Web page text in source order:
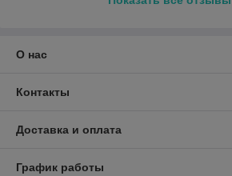
О нас
Контакты
Доставка и оплата
График работы